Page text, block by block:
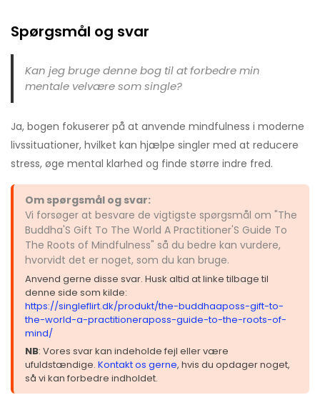
Spørgsmål og svar
Kan jeg bruge denne bog til at forbedre min
mentale velvære som single?
Ja, bogen fokuserer på at anvende mindfulness i moderne
livssituationer, hvilket kan hjælpe singler med at reducere
stress, øge mental klarhed og finde større indre fred.
Om spørgsmål og svar:
Vi forsøger at besvare de vigtigste spørgsmål om "The
Buddha'S Gift To The World A Practitioner'S Guide To
The Roots of Mindfulness" så du bedre kan vurdere,
hvorvidt det er noget, som du kan bruge.
Anvend gerne disse svar. Husk altid at linke tilbage til
denne side som kilde:
https://singleflirt.dk/produkt/the-buddhaaposs-gift-to-
the-world-a-practitioneraposs-guide-to-the-roots-of-
mind/
NB: Vores svar kan indeholde fejl eller være
ufuldstændige. Kontakt os gerne, hvis du opdager noget,
så vi kan forbedre indholdet.